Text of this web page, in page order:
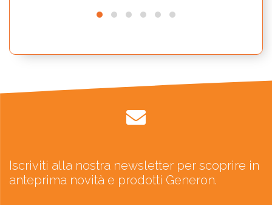
Iscriviti alla nostra newsletter per scoprire in
anteprima novità e prodotti Generon.